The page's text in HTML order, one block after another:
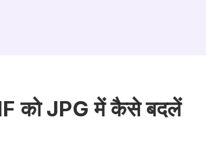
को JPG में कैसे बदलें